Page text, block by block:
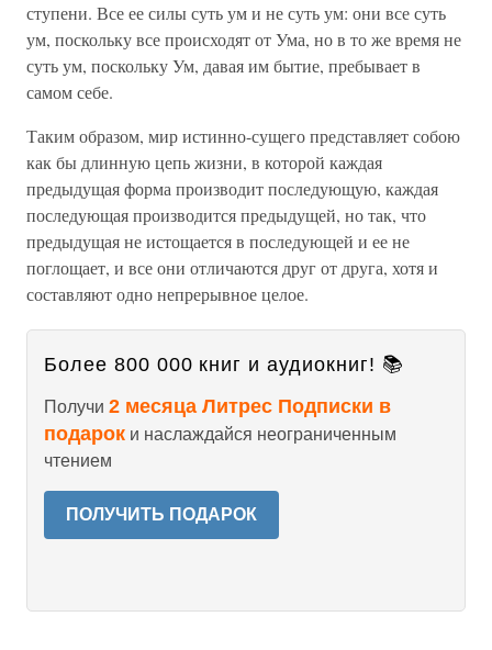
ступени. Все ее силы суть ум и не суть ум: они все суть
ум, поскольку все происходят от Ума, но в то же время не
суть ум, поскольку Ум, давая им бытие, пребывает в
самом себе.
Таким образом, мир истинно-сущего представляет собою
как бы длинную цепь жизни, в которой каждая
предыдущая форма производит последующую, каждая
последующая производится предыдущей, но так, что
предыдущая не истощается в последующей и ее не
поглощает, и все они отличаются друг от друга, хотя и
составляют одно непрерывное целое.
Более 800 000 книг и аудиокниг! 📚
Получи 2 месяца Литрес Подписки в
подарок и наслаждайся неограниченным
чтением
ПОЛУЧИТЬ ПОДАРОК